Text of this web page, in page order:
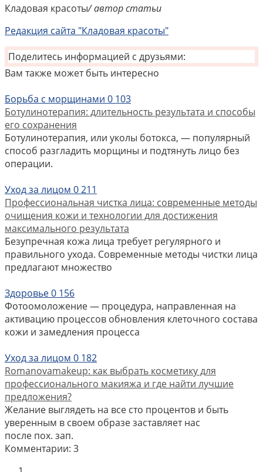
Кладовая красоты/ автор статьи
Редакция сайта "Кладовая красоты"
Поделитесь информацией с друзьями:
Вам также может быть интересно
Борьба с морщинами 0 103
Ботулинотерапия: длительность результата и способы
его сохранения
Ботулинотерапия, или уколы ботокса, — популярный
способ разгладить морщины и подтянуть лицо без
операции.
Уход за лицом 0211
Профессиональная чистка лица: современные методы
очищения кожи и технологии для достижения
максимального результата
Безупречная кожа лица требует регулярного и
правильного ухода. Современные методы чистки лица
предлагают множество
Здоровье0 156
Фотоомоложение — процедура, направленная на
активацию процессов обновления клеточного состава
кожи и замедления процесса
Уход за лицом 0 182
Romanovamakeup: как выбрать косметику для
профессионального макияжа и где найти лучшие
предложения?
Желание выглядеть на все сто процентов и быть
уверенным в своем образе заставляет нас
после пох. зап.
Комментарии: 3